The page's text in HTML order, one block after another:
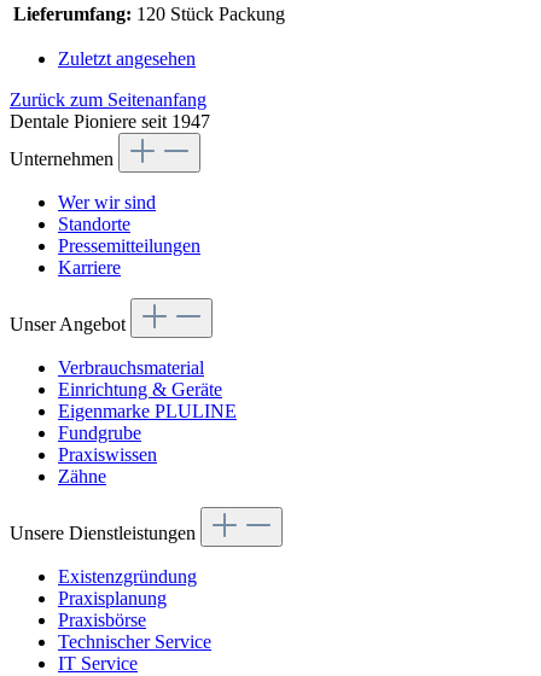
Lieferumfang: 120 Stück Packung
Zuletzt angesehen
Zurück zum Seitenanfang
Dentale Pioniere seit 1947
Unternehmen
Wer wir sind
Standorte
Pressemitteilungen
Karriere
Unser Angebot
Verbrauchsmaterial
Einrichtung & Geräte
Eigenmarke PLULINE
Fundgrube
Praxiswissen
Zähne
Unsere Dienstleistungen
Existenzgründung
Praxisplanung
Praxisbörse
Technischer Service
IT Service